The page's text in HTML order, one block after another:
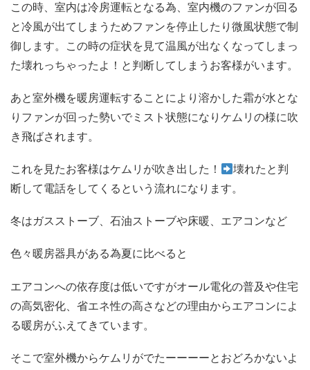
この時、室内は冷房運転となる為、室内機のファンが回る
と冷風が出てしまうためファンを停止したり微風状態で制
御します。この時の症状を見て温風が出なくなってしまっ
た壊れっちゃったよ！と判断してしまうお客様がいます。
あと室外機を暖房運転することにより溶かした霜が水とな
りファンが回った勢いでミスト状態になりケムリの様に吹
き飛ばされます。
これを見たお客様はケムリが吹き出した！
壊れたと判
断して電話をしてくるという流れになります。
冬はガスストーブ、石油ストーブや床暖、エアコンなど
色々暖房器具がある為夏に比べると
エアコンへの依存度は低いですがオール電化の普及や住宅
の高気密化、省エネ性の高さなどの理由からエアコンによ
る暖房がふえてきています。
そこで室外機からケムリがでたーーーーとおどろかないよ